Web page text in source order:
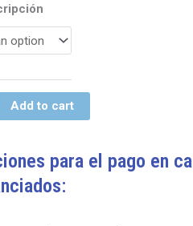
Add to cart
para el pago en